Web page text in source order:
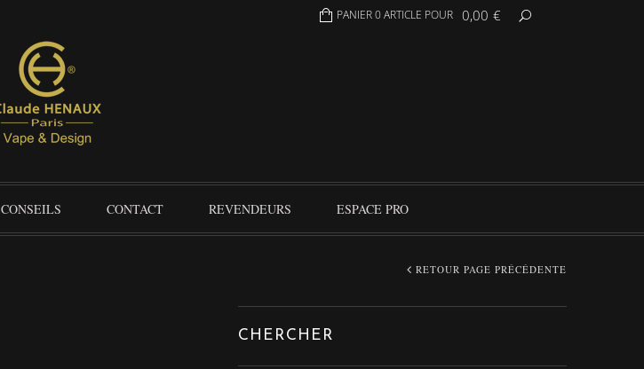
PANIER 0 ARTICLE POUR 0,00 €
CONSEILS CONTACT REVENDEURS ESPACE PRO
RETOUR PAGE PRÉCÉDENTE
CHERCHER